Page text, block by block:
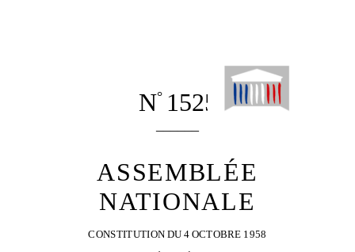
N° 1525
ASSEMBLÉE
NATIONALE
CONSTITUTION DU 4 OCTOBRE 1958